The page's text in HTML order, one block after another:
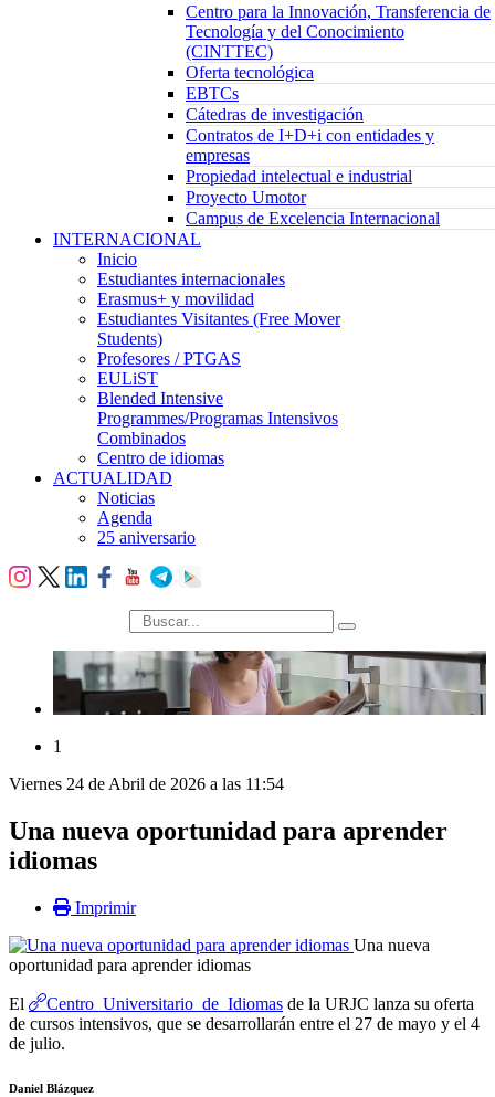
Centro para la Innovación, Transferencia de
Tecnología y del Conocimiento
(CINTTEC)
Oferta tecnológica
EBTCs
Cátedras de investigación
Contratos de I+D+i con entidades y
empresas
Propiedad intelectual e industrial
Proyecto Umotor
Campus de Excelencia Internacional
INTERNACIONAL
Inicio
Estudiantes internacionales
Erasmus+ y movilidad
Estudiantes Visitantes (Free Mover
Students)
Profesores / PTGAS
EULiST
Blended Intensive
Programmes/Programas Intensivos
Combinados
Centro de idiomas
ACTUALIDAD
Noticias
Agenda
25 aniversario
búsqueda
1
Viernes 24 de Abril de 2026 a las 11:54
Una nueva oportunidad para aprender
idiomas
Imprimir
Una nueva
oportunidad para aprender idiomas
El Centro Universitario de Idiomas de la URJC lanza su oferta
de cursos intensivos, que se desarrollarán entre el 27 de mayo y el 4
de julio.
Daniel Blázquez